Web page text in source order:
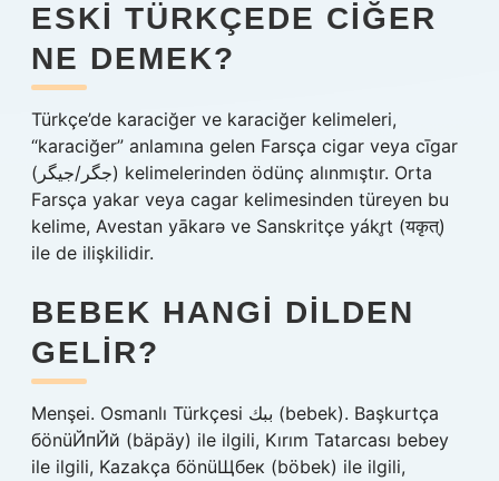
ESKI TÜRKÇEDE CIĞER
NE DEMEK?
Türkçe’de karaciğer ve karaciğer kelimeleri,
“karaciğer” anlamına gelen Farsça cigar veya cīgar
(جگر/جيگر) kelimelerinden ödünç alınmıştır. Orta
Farsça yakar veya cagar kelimesinden türeyen bu
kelime, Avestan yākarə ve Sanskritçe yákr̥t (यकृत्)
ile de ilişkilidir.
BEBEK HANGI DILDEN
GELIR?
Menşei. Osmanlı Türkçesi ببك‎ (bebek). Başkurtça
бönüЙпЙй (bäpäy) ile ilgili, Kırım Tatarcası bebey
ile ilgili, Kazakça бönüЩбек (böbek) ile ilgili,